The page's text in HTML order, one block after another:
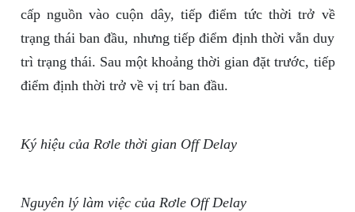
cấp nguồn vào cuộn dây, tiếp điểm tức thời trở về
trạng thái ban đầu, nhưng tiếp điểm định thời vẫn duy
trì trạng thái. Sau một khoảng thời gian đặt trước, tiếp
điểm định thời trở về vị trí ban đầu.
Ký hiệu của Rơle thời gian Off Delay
Nguyên lý làm việc của Rơle Off Delay